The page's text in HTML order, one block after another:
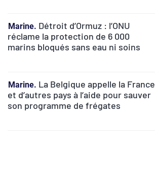
Marine Détroit d’Ormuz : l’ONU
réclame la protection de 6 000
marins bloqués sans eau ni soins
Marine La Belgique appelle la France
et d’autres pays à l’aide pour sauver
son programme de frégates